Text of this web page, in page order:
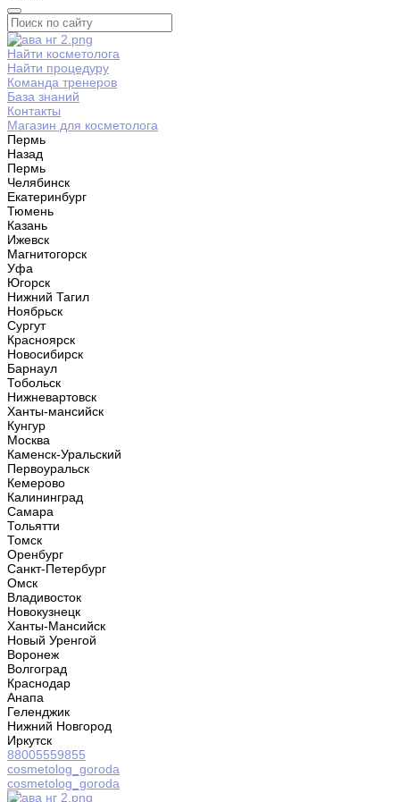
Найти косметолога
Найти процедуру
Команда тренеров
База знаний
Контакты
Магазин для косметолога
Пермь
Назад
Пермь
Челябинск
Екатеринбург
Тюмень
Казань
Ижевск
Магнитогорск
Уфа
Югорск
Нижний Тагил
Ноябрьск
Сургут
Красноярск
Новосибирск
Барнаул
Тобольск
Нижневартовск
Ханты-мансийск
Кунгур
Москва
Каменск-Уральский
Первоуральск
Кемерово
Калининград
Самара
Тольятти
Томск
Оренбург
Санкт-Петербург
Омск
Владивосток
Новокузнецк
Ханты-Мансийск
Новый Уренгой
Воронеж
Волгоград
Краснодар
Анапа
Геленджик
Нижний Новгород
Иркутск
88005559855
cosmetolog_goroda
cosmetolog_goroda